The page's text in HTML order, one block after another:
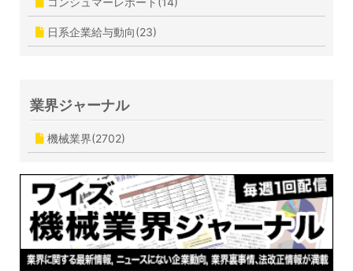
日系企業給与動向(23)
業界ジャーナル
機械業界(2702)